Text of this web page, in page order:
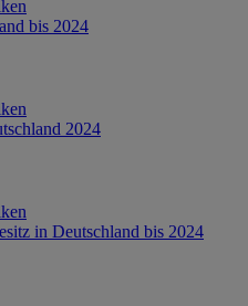
bis 2024
2024
in Deutschland bis 2024